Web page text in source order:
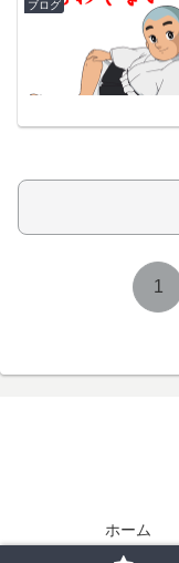
ブログ
1
ホーム